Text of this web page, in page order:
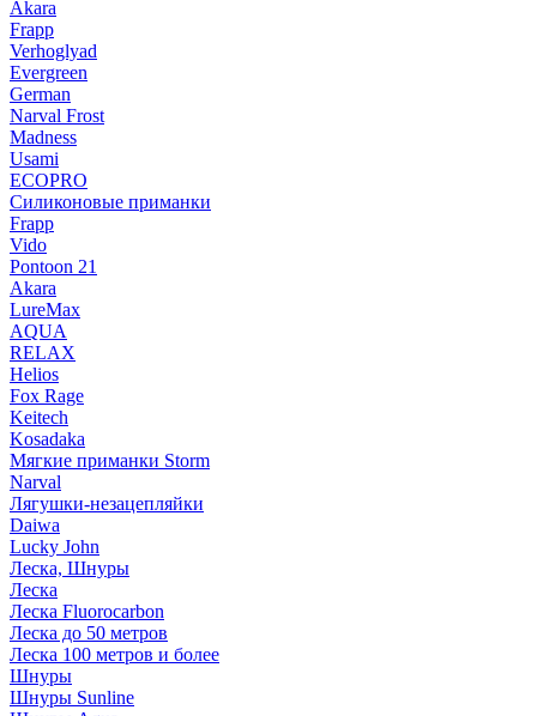
Akara
Frapp
Verhoglyad
Evergreen
German
Narval Frost
Madness
Usami
ECOPRO
Силиконовые приманки
Frapp
Vido
Pontoon 21
Akara
LureMax
AQUA
RELAX
Helios
Fox Rage
Keitech
Kosadaka
Мягкие приманки Storm
Narval
Лягушки-незацепляйки
Daiwa
Lucky John
Леска, Шнуры
Леска
Леска Fluorocarbon
Леска до 50 метров
Леска 100 метров и более
Шнуры
Шнуры Sunline